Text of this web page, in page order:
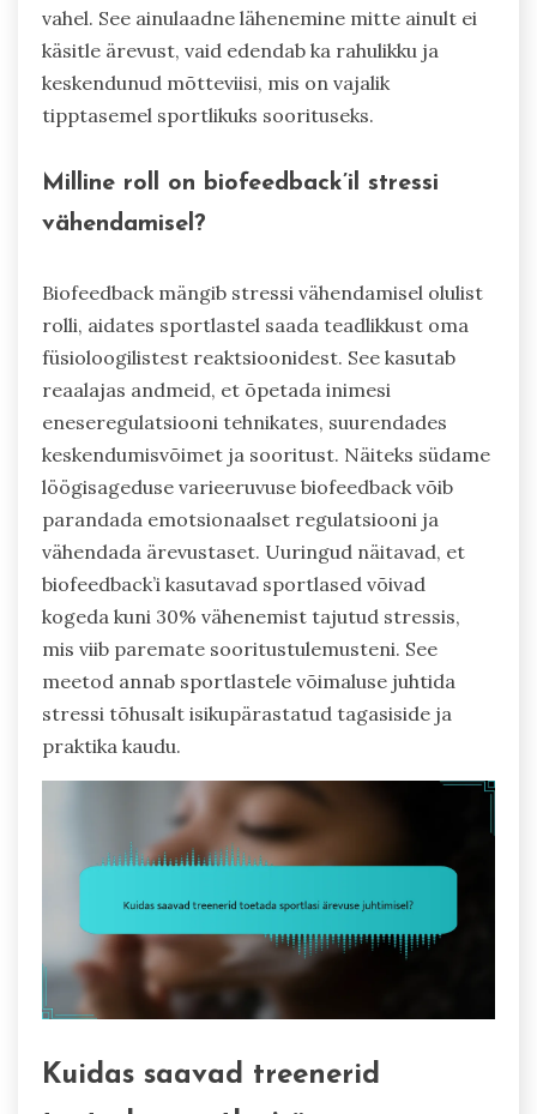
vahel. See ainulaadne lähenemine mitte ainult ei
käsitle ärevust, vaid edendab ka rahulikku ja
keskendunud mõtteviisi, mis on vajalik
tipptasemel sportlikuks soorituseks.
Milline roll on biofeedback’il stressi
vähendamisel?
Biofeedback mängib stressi vähendamisel olulist
rolli, aidates sportlastel saada teadlikkust oma
füsioloogilistest reaktsioonidest. See kasutab
reaalajas andmeid, et õpetada inimesi
eneseregulatsiooni tehnikates, suurendades
keskendumisvõimet ja sooritust. Näiteks südame
löögisageduse varieeruvuse biofeedback võib
parandada emotsionaalset regulatsiooni ja
vähendada ärevustaset. Uuringud näitavad, et
biofeedback’i kasutavad sportlased võivad
kogeda kuni 30% vähenemist tajutud stressis,
mis viib paremate sooritustulemusteni. See
meetod annab sportlastele võimaluse juhtida
stressi tõhusalt isikupärastatud tagasiside ja
praktika kaudu.
Kuidas saavad treenerid